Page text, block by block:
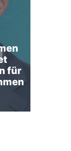
für